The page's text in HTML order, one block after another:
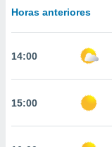
digital
permite
seguir
Horas anteriores
14:00
15:00